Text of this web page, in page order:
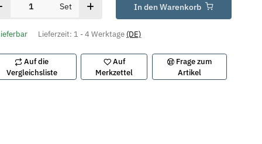
Set In den Warenkorb
Lieferzeit: 1 - 4 Werktage (DE)
Auf die
Vergleichsliste
Auf
Merkzettel
Frage zum
Artikel